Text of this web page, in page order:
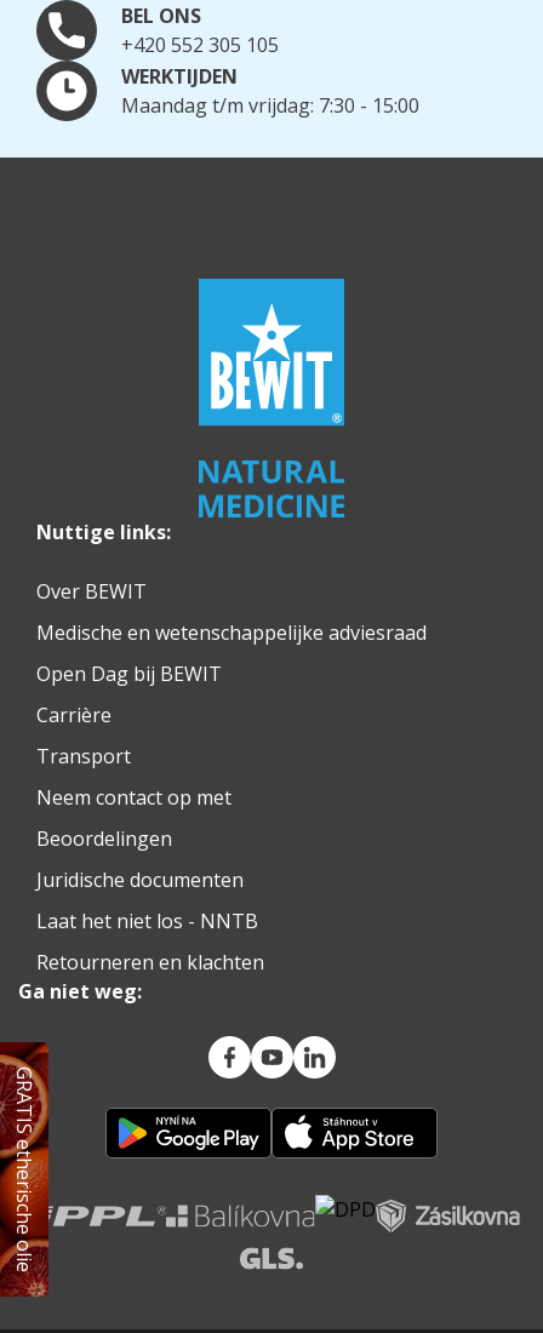
GRATIS etherische olie
BEL ONS
+420 552 305 105
WERKTIJDEN
Maandag t/m vrijdag: 7:30 - 15:00
Nuttige links:
Over BEWIT
Medische en wetenschappelijke adviesraad
Open Dag bij BEWIT
Carrière
Transport
Neem contact op met
Beoordelingen
Juridische documenten
Laat het niet los - NNTB
Retourneren en klachten
Ga niet weg: